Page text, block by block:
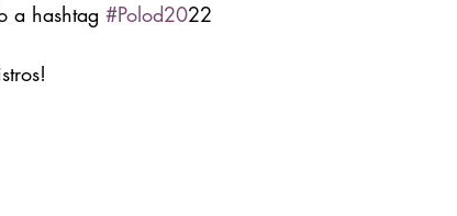
a hashtag #Polod2022